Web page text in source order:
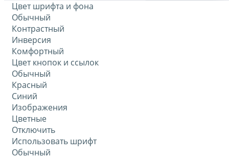
Цвет шрифта и фона
Обычный
Контрастный
Инверсия
Комфортный
Цвет кнопок и ссылок
Обычный
Красный
Синий
Изображения
Цветные
Отключить
Использовать шрифт
Обычный